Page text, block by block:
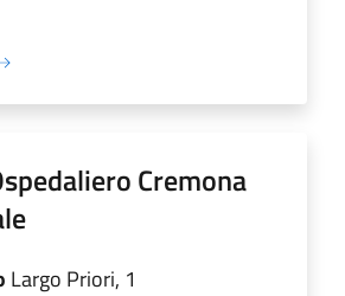
Cremona
Largo Priori, 1